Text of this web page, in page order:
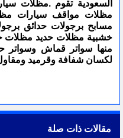
السعودية تقوم .مظلات
مظلات مواقف سيارات
مسابح برجولات حدائق
خشبية مظلات حديد مظلات
منها سواتر قماش
لكسان شفافة وقرميد ومقاول
مقالات ذات صلة